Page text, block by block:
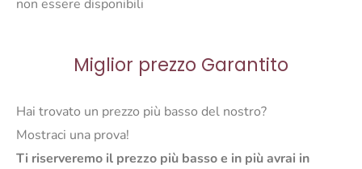
non essere disponibili
Miglior prezzo Garantito
Hai trovato un prezzo più basso del nostro?
Mostraci una prova!
Ti riserveremo il prezzo più basso e in più avrai in